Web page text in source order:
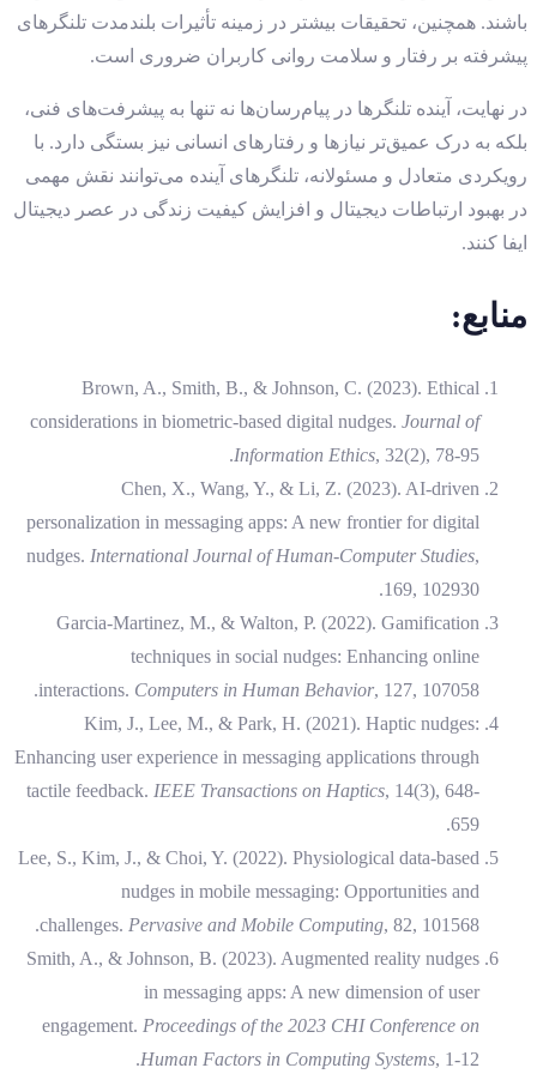
باشند. همچنین، تحقیقات بیشتر در زمینه تأثیرات بلندمدت تلنگرهای
پیشرفته بر رفتار و سلامت روانی کاربران ضروری است.
در نهایت، آینده تلنگرها در پیام‌رسان‌ها نه تنها به پیشرفت‌های فنی،
بلکه به درک عمیق‌تر نیازها و رفتارهای انسانی نیز بستگی دارد. با
رویکردی متعادل و مسئولانه، تلنگرهای آینده می‌توانند نقش مهمی
در بهبود ارتباطات دیجیتال و افزایش کیفیت زندگی در عصر دیجیتال
ایفا کنند.
منابع:
Brown, A., Smith, B., & Johnson, C. (2023). Ethical
considerations in biometric-based digital nudges. Journal of
Information Ethics, 32(2), 78-95.
Chen, X., Wang, Y., & Li, Z. (2023). AI-driven
personalization in messaging apps: A new frontier for digital
nudges. International Journal of Human-Computer Studies,
169, 102930.
Garcia-Martinez, M., & Walton, P. (2022). Gamification
techniques in social nudges: Enhancing online
interactions. Computers in Human Behavior, 127, 107058.
Kim, J., Lee, M., & Park, H. (2021). Haptic nudges:
Enhancing user experience in messaging applications through
tactile feedback. IEEE Transactions on Haptics, 14(3), 648-
659.
Lee, S., Kim, J., & Choi, Y. (2022). Physiological data-based
nudges in mobile messaging: Opportunities and
challenges. Pervasive and Mobile Computing, 82, 101568.
Smith, A., & Johnson, B. (2023). Augmented reality nudges
in messaging apps: A new dimension of user
engagement. Proceedings of the 2023 CHI Conference on
Human Factors in Computing Systems, 1-12.